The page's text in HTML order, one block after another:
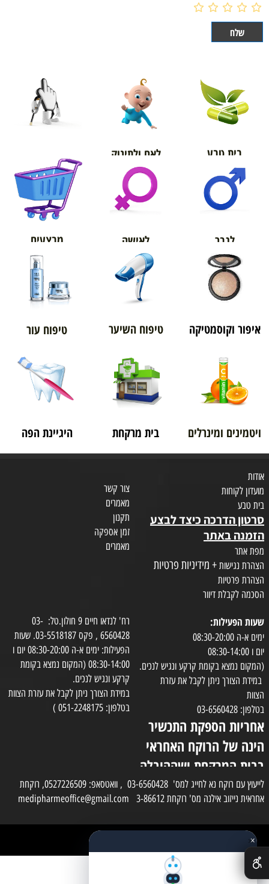
בית טבע לאם ולתינוק
אורטופדיה
לגבר לאישה מבצעים
איפור וקוסמטיקה טיפוח השיער טיפוח עור
ויטמינים ומינרלים בית מרקחת היגיינת הפה
אודות
מועדון לקוחות
בית טבע
סרטון הדרכה כיצד לבצע
הזמנה באתר
מפת אתר
הצהרת נגישות + מידיניות פרטיות
הצהרת פרטיות
הסכמה לקבלת דיוור
צור קשר
מאמרים
תקנון
זמן אספקה
מאמרים
שעות הפעילות:
ימים א-ה 08:30-20:00
יום ו 08:30-14:00
(המקום נמצא בקומת קרקע ונגיש לנכים.
במידת הצורך ניתן לקבל את עזרת
הצוות
בטלפון: 03-6560428
אחריות הספקת התכשיר
הינה של הרוקח האחראי
בבית המרקחת ושההובלה
בפועל תעשה בעזרת
השליח
רח' לנדאו חיים 9 חולון.טל: 03-
6560428 , פקס 03-5518187. שעות
הפעילות: ימים א-ה 08:30-20:00 יום ו
08:30-14:00 (המקום נמצא בקומת
קרקע ונגיש לנכים.
במידת הצורך ניתן לקבל את עזרת הצוות
בטלפון: 051-2248175 )
לייעוץ עם רוקח נא לחייג למס' 03-6560428 , וואטסאפ: 0527226509, רוקחת
אחראית נייזוב אילנה מס' רוקחת 3-86612 medipharmeoffice@gmail.com
✕×